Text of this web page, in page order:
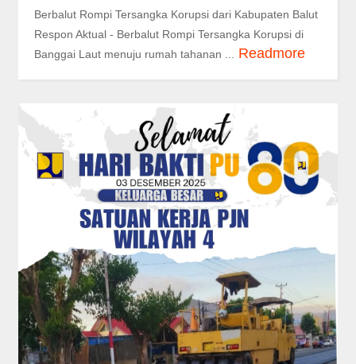
Berbalut Rompi Tersangka Korupsi dari Kabupaten Balut
Respon Aktual - Berbalut Rompi Tersangka Korupsi di
Banggai Laut menuju rumah tahanan ... Readmore